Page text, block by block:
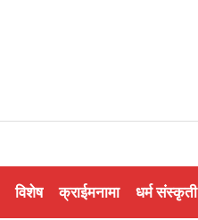
विशेष क्राईमनामा धर्म संस्कृती